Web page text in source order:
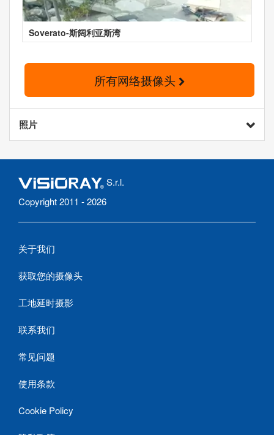
Soverato-斯阔利亚斯湾
所有网络摄像头
照片
S.r.l.
Copyright 2011 - 2026
关于我们
获取您的摄像头
工地延时摄影
联系我们
常见问题
使用条款
Cookie Policy